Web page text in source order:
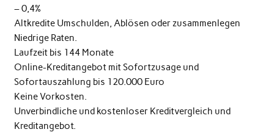
– 0,4%
Altkredite Umschulden, Ablösen oder zusammenlegen
Niedrige Raten.
Laufzeit bis 144 Monate
Online-Kreditangebot mit Sofortzusage und
Sofortauszahlung bis 120.000 Euro
Keine Vorkosten.
Unverbindliche und kostenloser Kreditvergleich und
Kreditangebot.